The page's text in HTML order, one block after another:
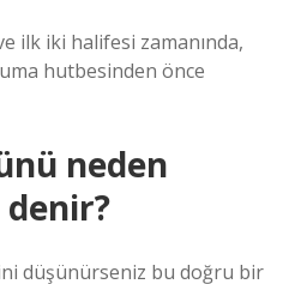
ilk iki halifesi zamanında,
hutbesinden önce
neden
düşünürseniz bu doğru bir